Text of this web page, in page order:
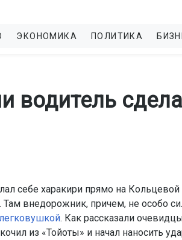
ЭКОНОМИКА ПОЛИТИКА
водитель
себе харакири прямо на Кольцевой
Там внедорожник, причем, не особо
. Как рассказали
из «Тойоты» и начал наносить